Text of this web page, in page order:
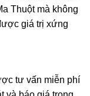
Thuột mà không
giá trị xứng
tư vấn miễn phí